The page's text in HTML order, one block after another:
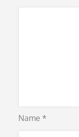
Name *